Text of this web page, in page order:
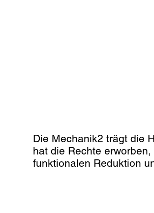
Die Mechanik2 trägt die
hat die Rechte
funktionalen Reduktion